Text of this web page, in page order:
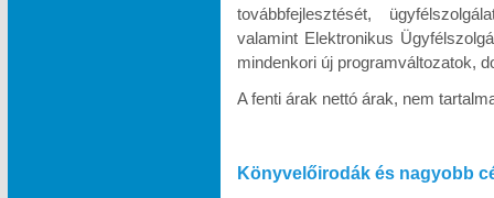
továbbfejlesztését,
valamint Elektronikus
mindenkori új programváltozatok,
A fenti árak nettó árak, nem
Könyvelőirodák és nagyobb